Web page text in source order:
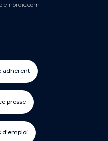
nordic.com
adhérent
presse
d'emploi